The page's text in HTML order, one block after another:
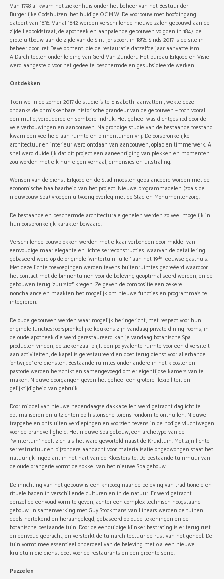
Van 1798 af kwam het ziekenhuis onder het beheer van het Bestuur der
Burgerlijke Godshuizen, het huidige O.C.M.W. De voorbouw met hoofdingang
dateert van 1836. Vanaf 1842 werden verschillende nieuwe zalen gebouwd aan de
zijde Leopoldstraat, de apotheek en aanpalende gebouwen volgden in 1847, de
grote uitbouw aan de zijde van de Sint-Jorispoort in 1856. Sinds 2017 is de site in
beheer door Iret Development, die de restauratie datzelfde jaar aanvatte ism
AIDarchitecten onder leiding van Gerd Van Zundert. Het bureau Erfgoed en Visie
werd aangesteld voor het gedeelte beschermde en gesubsidieerde werken.
Ontdekken
Toen we in de zomer 2017 de studie ‘site Elisabeth’ aanvatten , wekte deze -
ondanks de onmiskenbare historische grandeur van de gebouwen – toch vooral
een muffe, verouderde en sombere indruk. Het geheel was dichtgeslibd door de
vele verbouwingen en aanbouwen. Na grondige studie van de bestaande toestand
kwam een veelheid aan ruimte en binnentuinen vrij. De oorspronkelijke
architectuur en interieur werd ontdaan van aanbouwen, oplap en timmerwerk. Al
snel werd duidelijk dat dit project een aaneenrijging van plekken en momenten
zou worden met elk hun eigen verhaal, dimensies en uitstraling.
Wensen van de dienst Erfgoed en de Stad moesten gebalanceerd worden met de
economische haalbaarheid van het project. Nieuwe programmadelen (zoals de
nieuwbouw Spa) vroegen uitvoerig overleg met de Stad en Monumentenzorg.
De bestaande en beschermde architecturale gehelen werden zo veel mogelijk in
hun oorspronkelijk karakter bewaard.
Verschillende bouwblokken werden met elkaar verbonden door middel van
eenvoudige maar elegante en lichte serreconstructies, waarvan de detaillering
gebaseerd werd op de originele ‘wintertuin-luifel’ aan het 19de-eeuwse gasthuis.
Met deze lichte toevoegingen werden tevens buitenruimtes gecreëerd waardoor
het contact met de binnentuinen voor de beleving geoptimaliseerd werden, en de
gebouwen terug ‘zuurstof’ kregen. Ze geven de compositie een zekere
nonchalance en maakten het mogelijk om nieuwe functies en programma’s te
integreren.
De oude gebouwen werden waar mogelijk heringericht, met respect voor hun
originele functies: oorspronkelijke keukens zijn vandaag private dining-rooms, in
de oude apotheek die werd gerestaureerd kan je vandaag botanische Spa
producten vinden, de ziekenzaal blijft een polyvalente ruimte voor een diversiteit
aan activiteiten, de kapel is gerestaureerd en doet terug dienst voor allerhande
‘ontwijde’ ere diensten. Bestaande ruimtes onder andere in het klooster en
pastorie werden herschikt en samengevoegd om er eigentijdse kamers van te
maken. Nieuwe doorgangen geven het geheel een grotere flexibiliteit en
gelijktijdigheid van gebruik.
Door middel van nieuwe hedendaagse dakkapellen werd getracht daglicht te
optimaliseren en uitzichten op historische torens rondom te onthullen. Nieuwe
trapgehelen ontsluiten verdiepingen en voorzien tevens in de nodige vluchtwegen
voor de brandveiligheid. Het nieuwe Spa gebouw, een archetype van de
‘wintertuin’ heeft zich als het ware geworteld naast de Kruidtuin. Met zijn lichte
serrestructuur en bijzondere aandacht voor materialisatie ongedwongen staat het
natuurlijk ingeplant in het hart van de Kloostersite. De bestaande tuinmuur van
de oude orangerie vormt de sokkel van het nieuwe Spa gebouw.
De inrichting van het gebouw is een knipoog naar de beleving van traditionele en
rituele baden in verschillende culturen en in de natuur. Er werd getracht
eenzelfde eenvoud vorm te geven, achter een complex technisch hoogstaand
gebouw. In samenwerking met Guy Stockmans van Linears werden de tuinen
deels hertekend en heraangelegd, gebaseerd op oude tekeningen en de
botanische bestaande tuin. Door de eenduidige klinker bestrating is er terug rust
en eenvoud gebracht, en versterkt de tuinarchitectuur de rust van het geheel. De
tuin vormt mee essentieel onderdeel van de beleving met o.a. een nieuwe
kruidtuin die dienst doet voor de restaurants en een groente serre.
Puzzelen